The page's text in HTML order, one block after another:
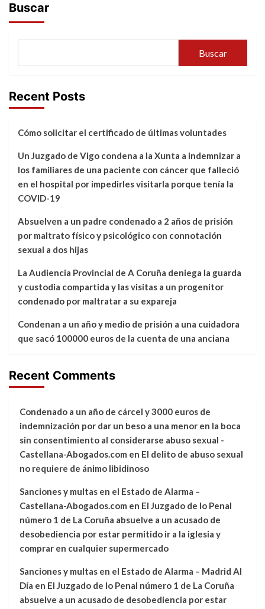
Buscar
Buscar
Recent Posts
Cómo solicitar el certificado de últimas voluntades
Un Juzgado de Vigo condena a la Xunta a indemnizar a
los familiares de una paciente con cáncer que falleció
en el hospital por impedirles visitarla porque tenía la
COVID-19
Absuelven a un padre condenado a 2 años de prisión
por maltrato físico y psicológico con connotación
sexual a dos hijas
La Audiencia Provincial de A Coruña deniega la guarda
y custodia compartida y las visitas a un progenitor
condenado por maltratar a su expareja
Condenan a un año y medio de prisión a una cuidadora
que sacó 100000 euros de la cuenta de una anciana
Recent Comments
Condenado a un año de cárcel y 3000 euros de
indemnización por dar un beso a una menor en la boca
sin consentimiento al considerarse abuso sexual -
Castellana-Abogados.com en El delito de abuso sexual
no requiere de ánimo libidinoso
Sanciones y multas en el Estado de Alarma –
Castellana-Abogados.com en El Juzgado de lo Penal
número 1 de La Coruña absuelve a un acusado de
desobediencia por estar permitido ir a la iglesia y
comprar en cualquier supermercado
Sanciones y multas en el Estado de Alarma – Madrid Al
Día en El Juzgado de lo Penal número 1 de La Coruña
absuelve a un acusado de desobediencia por estar